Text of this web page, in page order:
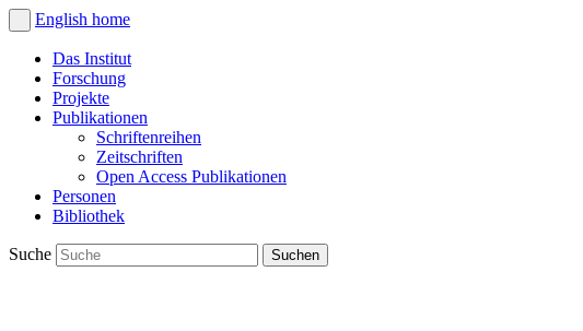
English home
Das Institut
Forschung
Projekte
Publikationen
Schriftenreihen
Zeitschriften
Open Access Publikationen
Personen
Bibliothek
Suche